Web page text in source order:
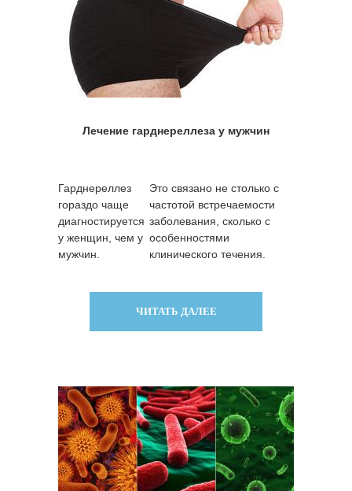
Лечение гарднереллеза у мужчин
Гарднереллез
гораздо чаще
диагностируется
у женщин, чем у
мужчин.
Это связано не столько с
частотой встречаемости
заболевания, сколько с
особенностями
клинического течения.
ЧИТАТЬ ДАЛЕЕ